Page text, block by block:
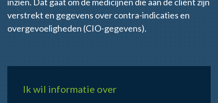
verstrekt en gegevens over contra-indicaties en
overgevoeligheden (CIO-gegevens).
Ik wil informatie over